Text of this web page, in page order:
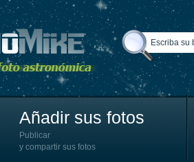
Añadir sus fotos
Publicar
y compartir sus fotos